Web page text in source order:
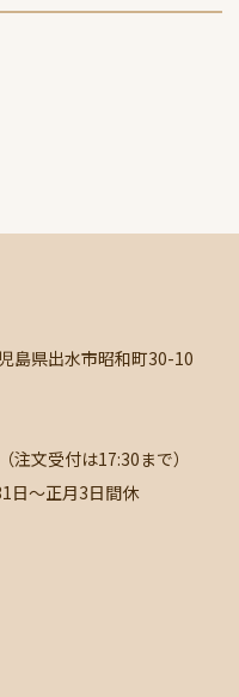
島県出水市昭和町30-10
注文受付は17:30まで）
日～正月3日間休